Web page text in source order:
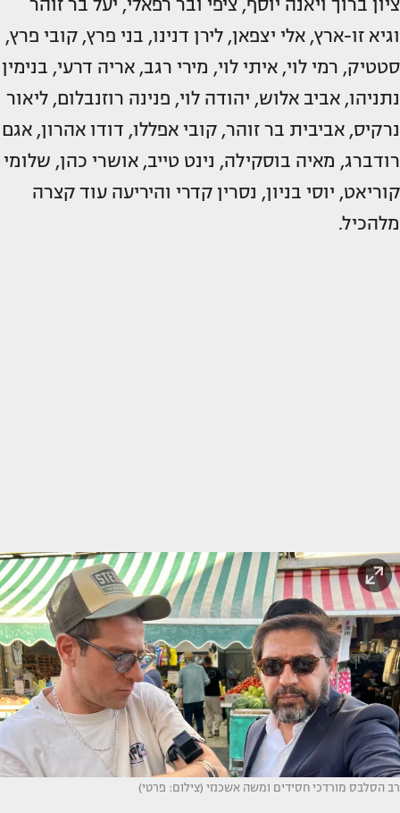
ציון ברוך ויאנה יוסף, ציפי ובר רפאלי, יעל בר זוהר
וגיא זו-ארץ, אלי יצפאן, לירן דנינו, בני פרץ, קובי פרץ,
סטטיק, רמי לוי, איתי לוי, מירי רגב, אריה דרעי, בנימין
נתניהו, אביב אלוש, יהודה לוי, פנינה רוזנבלום, ליאור
נרקיס, אביבית בר זוהר, קובי אפללו, דודו אהרון, אגם
רודברג, מאיה בוסקילה, נינט טייב, אושרי כהן, שלומי
קוריאט, יוסי בניון, נסרין קדרי והיריעה עוד קצרה
מלהכיל.
רב הסלבס מורדכי חסידים ומשה אשכנזי (צילום: פרטי)